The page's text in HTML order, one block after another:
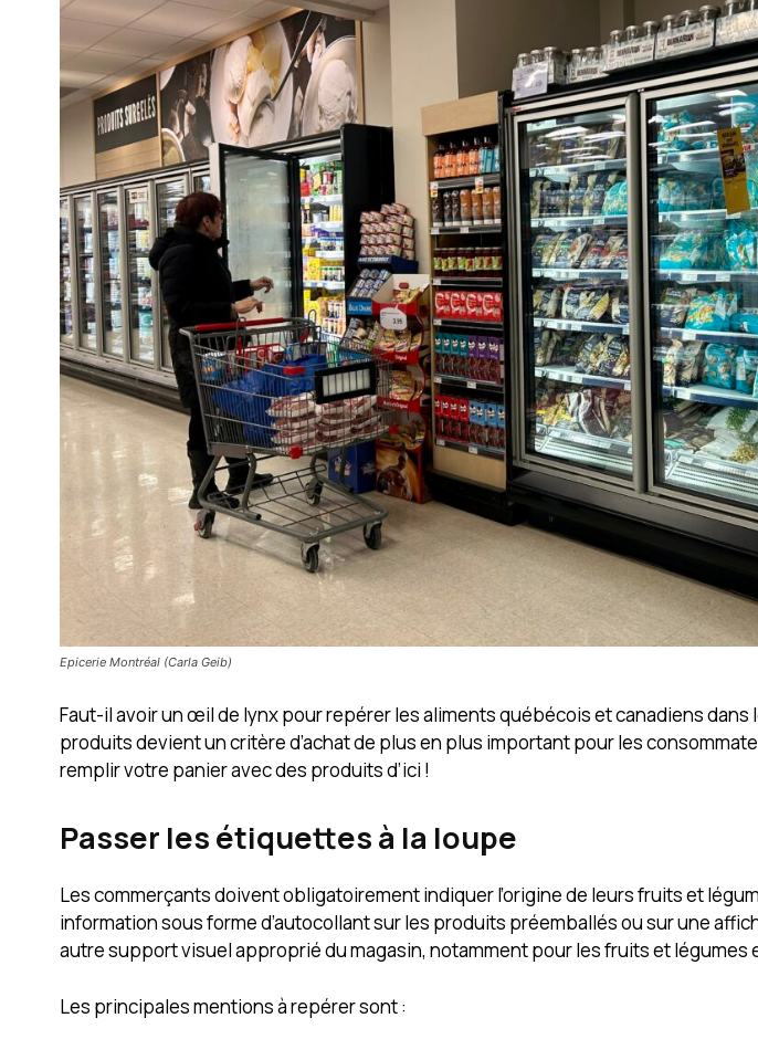
Epicerie Montréal (Carla Geib)
Faut-il avoir un œil de lynx pour repérer les aliments québécois et canadiens dans
produits devient un critère d’achat de plus en plus important pour les
remplir votre panier avec des produits d’ici !
Passer les étiquettes à la loupe
Les commerçants doivent obligatoirement indiquer l’origine de leurs fruits et
information sous forme d’autocollant sur les produits préemballés ou sur une
autre support visuel approprié du magasin, notamment pour les fruits et légumes
Les principales mentions à repérer sont :